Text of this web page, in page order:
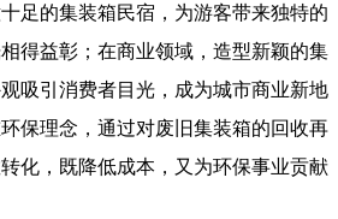
足的集装箱民宿，为游客带来独特的
得益彰；在商业领域，造型新颖的集
吸引消费者目光，成为城市商业新地
保理念，通过对废旧集装箱的回收再
化，既降低成本，又为环保事业贡献